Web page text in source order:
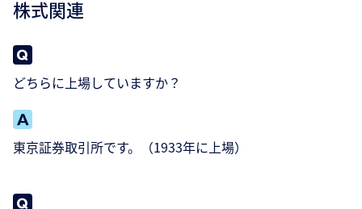
株式関連
どちらに上場していますか？
東京証券取引所です。（1933年に上場）